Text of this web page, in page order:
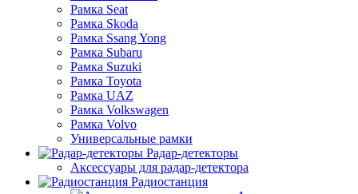
Рамка Seat
Рамка Skoda
Рамка Ssang Yong
Рамка Subaru
Рамка Suzuki
Рамка Toyota
Рамка UAZ
Рамка Volkswagen
Рамка Volvo
Универсальные рамки
Радар-детекторы
Аксессуары для радар-детектора
Радиостанция